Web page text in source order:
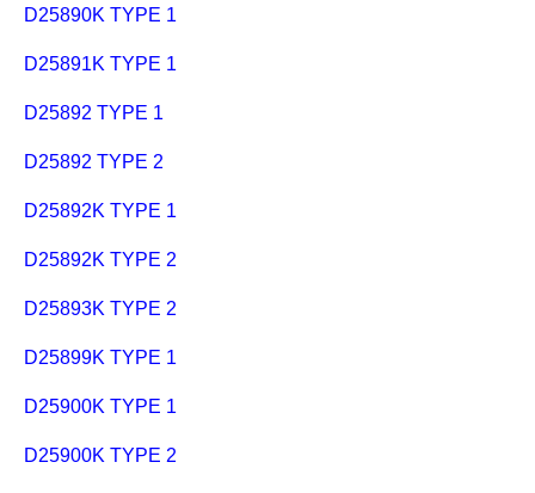
D25890K TYPE 1
D25891K TYPE 1
D25892 TYPE 1
D25892 TYPE 2
D25892K TYPE 1
D25892K TYPE 2
D25893K TYPE 2
D25899K TYPE 1
D25900K TYPE 1
D25900K TYPE 2